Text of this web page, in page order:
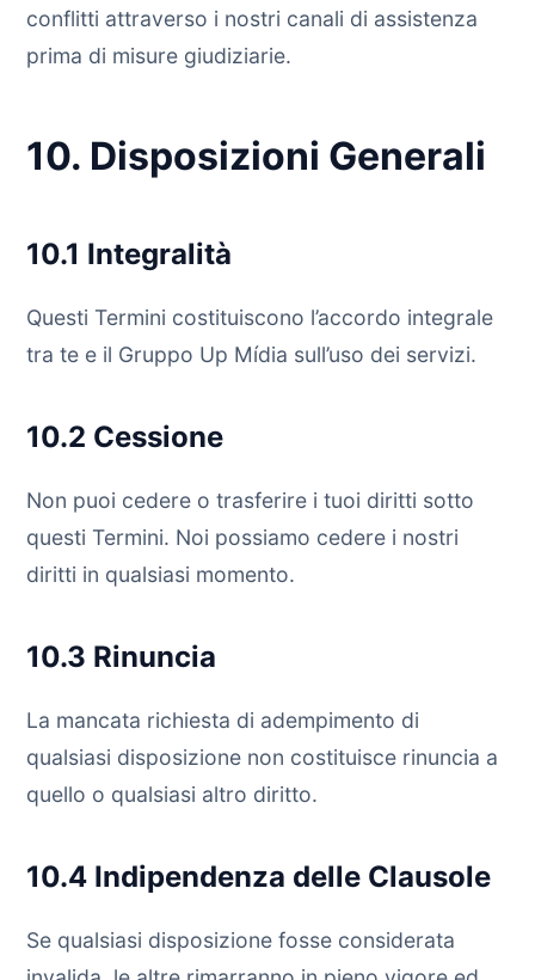
conflitti attraverso i nostri canali di assistenza
prima di misure giudiziarie.
10. Disposizioni Generali
10.1 Integralità
Questi Termini costituiscono l’accordo integrale
tra te e il Gruppo Up Mídia sull’uso dei servizi.
10.2 Cessione
Non puoi cedere o trasferire i tuoi diritti sotto
questi Termini. Noi possiamo cedere i nostri
diritti in qualsiasi momento.
10.3 Rinuncia
La mancata richiesta di adempimento di
qualsiasi disposizione non costituisce rinuncia a
quello o qualsiasi altro diritto.
10.4 Indipendenza delle Clausole
Se qualsiasi disposizione fosse considerata